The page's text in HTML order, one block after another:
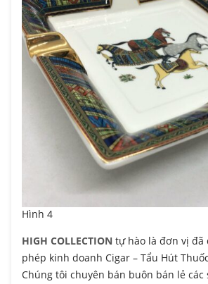
Hình 4
HIGH COLLECTION tự hào là đơn vị đã
phép kinh doanh Cigar – Tẩu Hút
Chúng tôi chuyên bán buôn bán lẻ các